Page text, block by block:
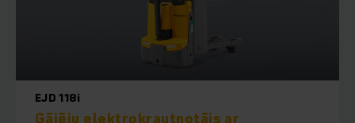
EJD 118i
Gājēju elektrokrautņotājs ar